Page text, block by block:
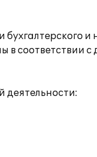
и
в соответствии
деятельности: